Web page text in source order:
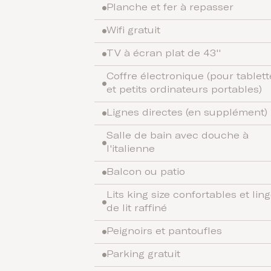
Planche et fer à repasser
Wifi gratuit
TV à écran plat de 43''
Coffre électronique (pour
et petits ordinateurs portables)
Lignes directes (en supplément)
Salle de bain avec douche à
l'italienne
Balcon ou patio
Lits king size confortables et
de lit raffiné
Peignoirs et pantoufles
Parking gratuit